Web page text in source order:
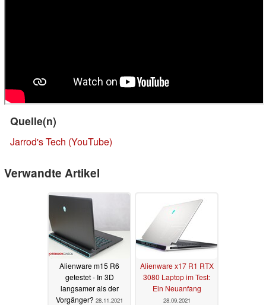
Quelle(n)
Jarrod's Tech (YouTube)
Verwandte Artikel
Alienware m15 R6
getestet - In 3D
langsamer als der
Vorgänger? 28.11.2021
Alienware x17 R1 RTX
3080 Laptop im Test:
Ein Neuanfang
28.09.2021